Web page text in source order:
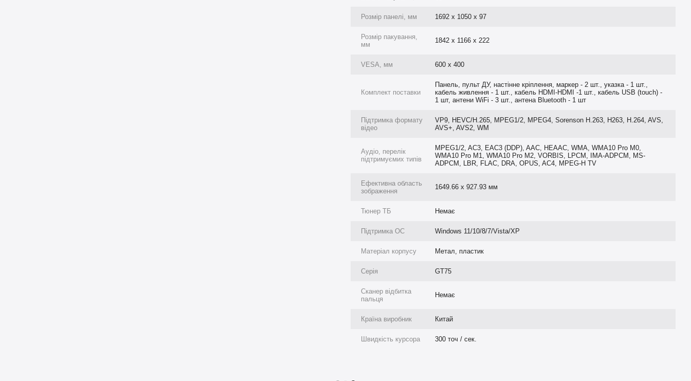
Розмір панелі, мм 1692 х 1050 х 97
Розмір пакування,
мм
1842 х 1166 х 222
VESA, мм 600 x 400
Комплект поставки
Панель, пульт ДУ, настінне кріплення, маркер - 2 шт., указка - 1 шт.,
кабель живлення - 1 шт., кабель HDMI-HDMI -1 шт., кабель USB (touch) -
1 шт, антени WiFi - 3 шт., антена Bluetooth - 1 шт
Підтримка формату
відео
VP9, HEVC/H.265, MPEG1/2, MPEG4, Sorenson H.263, H263, H.264, AVS,
AVS+, AVS2, WM
Аудіо, перелік
підтримуємих типів
MPEG1/2, AC3, EAC3 (DDP), AAC, HEAAC, WMA, WMA10 Pro M0,
WMA10 Pro M1, WMA10 Pro M2, VORBIS, LPCM, IMA-ADPCM, MS-
ADPCM, LBR, FLAC, DRA, OPUS, AC4, MPEG-H TV
Ефективна область
зображення
1649.66 х 927.93 мм
Тюнер ТБ Немає
Підтримка ОС Windows 11/10/8/7/Vista/ХР
Матеріал корпусу Метал, пластик
Серія GT75
Сканер відбитка
пальця
Немає
Країна виробник Китай
Швидкість курсора 300 точ / сек.